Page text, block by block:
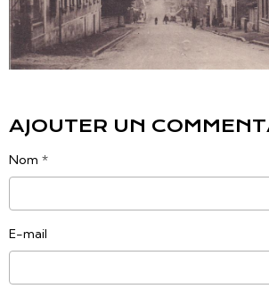
AJOUTER UN
Nom
E-mail